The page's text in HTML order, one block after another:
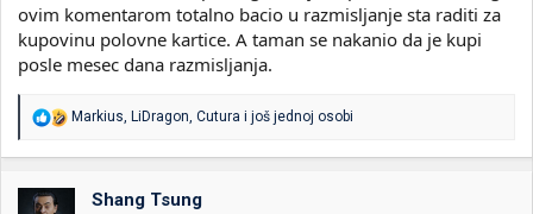
ovim komentarom totalno bacio u razmisljanje sta raditi za
kupovinu polovne kartice. A taman se nakanio da je kupi
posle mesec dana razmisljanja.
R
a
o
Markius, LiDragon, Cutura i još jednoj osobi
Shang Tsung